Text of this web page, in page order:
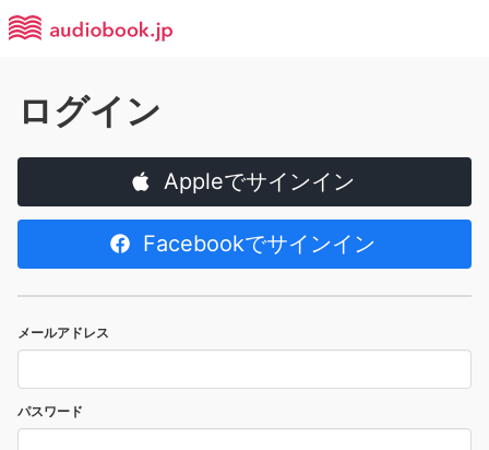
ログイン
Appleでサインイン
Facebookでサインイン
メールアドレス
パスワード